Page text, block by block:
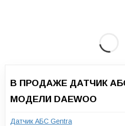
В ПРОДАЖЕ ДАТЧИК
МОДЕЛИ DAEWOO
Датчик АБС Gentra